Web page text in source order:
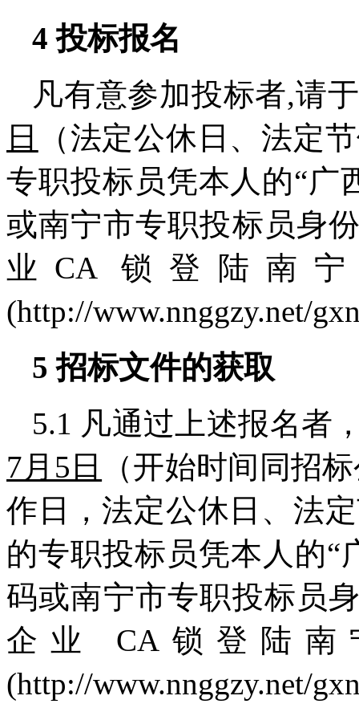
4投标报名
凡有意参加投标者,请
日
（法定公休日、法定
专职投标员凭本人的“广
或南宁市专职投标员身
业CA 锁登陆南
(http://www.nnggzy.net/
5招标文件的获取
5.1 凡通过上述报名者
7月5日
（开始时间同招
作日，法定公休日、法
的专职投标员凭本人的“
码或南宁市专职投标员
企业 CA锁登陆南
(http://www.nnggzy.net/